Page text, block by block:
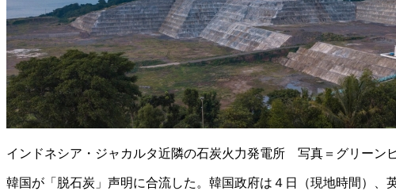
インドネシア・ジャカルタ近隣の石炭火力発電所 写真＝グリーン
韓国が「脱石炭」声明に合流した。韓国政府は４日（現地時間）、